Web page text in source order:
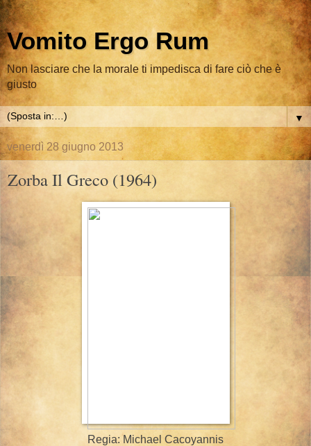
Vomito Ergo Rum
Non lasciare che la morale ti impedisca di fare ciò che è
giusto
▼
venerdì 28 giugno 2013
Zorba Il Greco (1964)
Regia: Michael Cacoyannis